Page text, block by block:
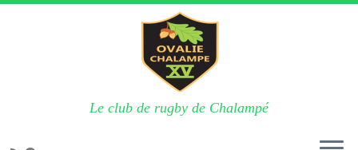
Le club de rugby de Chalampé